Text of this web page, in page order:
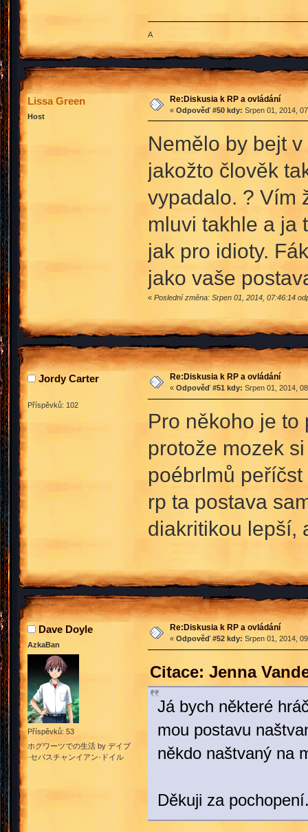
A
Lissa Green
Host
Re:Diskusia k RP a ovládání
« Odpověď #50 kdy: Srpen 01, 2014,
Nemělo by bejt
jakožto člověk
vypadalo. ? Vím
mluvi takhle a ja
jak pro idioty.
jako vaše
« Poslední změna: Srpen 01, 2014, 07:46:14
Jordy Carter
Příspěvků: 102
Re:Diskusia k RP a ovládání
« Odpověď #51 kdy: Srpen 01, 2014,
Pro někoho je to
protože mozek
poébrlmů
rp ta postava
diakritikou lepší,
Dave Doyle
AzkaBan
Příspěvků: 53
ホグワーツでの生活 by デイブ
·セバスチャンイアン·ドイル
Re:Diskusia k RP a ovládání
« Odpověď #52 kdy: Srpen 01, 2014,
Citace: Jenna
Já bych některé
mou postavu
někdo naštvaný na
Děkuji za